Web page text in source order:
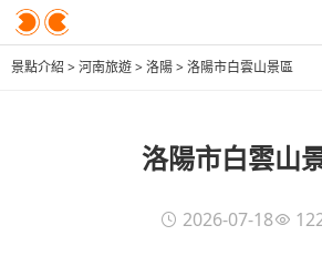
景點介紹 >河南旅遊>洛陽>洛陽市白雲山景區
洛陽市白雲山
2026-07-18